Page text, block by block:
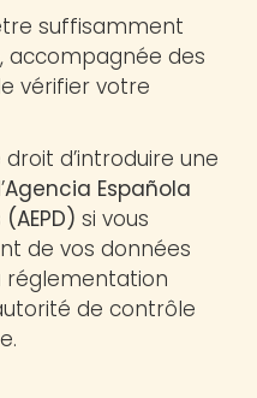
suffisamment
accompagnée des
vérifier votre
d’introduire une
Agencia Española
si vous
de vos données
réglementation
de contrôle